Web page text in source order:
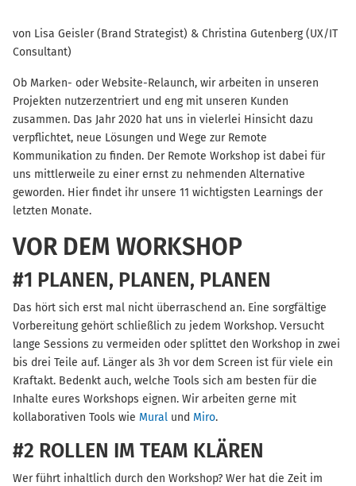
von Lisa Geisler (Brand Strategist) & Christina Gutenberg (UX/IT
Consultant)
Ob Marken- oder Website-Relaunch, wir arbeiten in unseren
Projekten nutzerzentriert und eng mit unseren Kunden
zusammen. Das Jahr 2020 hat uns in vielerlei Hinsicht dazu
verpflichtet, neue Lösungen und Wege zur Remote
Kommunikation zu finden. Der Remote Workshop ist dabei für
uns mittlerweile zu einer ernst zu nehmenden Alternative
geworden. Hier findet ihr unsere 11 wichtigsten Learnings der
letzten Monate.
VOR DEM WORKSHOP
#1 PLANEN, PLANEN, PLANEN
Das hört sich erst mal nicht überraschend an. Eine sorgfältige
Vorbereitung gehört schließlich zu jedem Workshop. Versucht
lange Sessions zu vermeiden oder splittet den Workshop in zwei
bis drei Teile auf. Länger als 3h vor dem Screen ist für viele ein
Kraftakt. Bedenkt auch, welche Tools sich am besten für die
Inhalte eures Workshops eignen. Wir arbeiten gerne mit
kollaborativen Tools wie Mural und Miro.
#2 ROLLEN IM TEAM KLÄREN
Wer führt inhaltlich durch den Workshop? Wer hat die Zeit im